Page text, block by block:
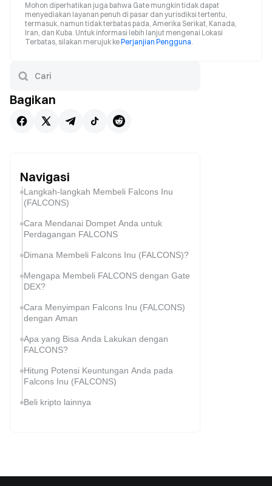
Mohon diperhatikan juga bahwa Gate mungkin tidak dapat
menyediakan layanan penuh di pasar dan yurisdiksi tertentu,
termasuk, namun tidak terbatas pada, Amerika Serikat, Kanada,
Iran, dan Kuba. Untuk informasi lebih lanjut mengenai Lokasi
Terbatas, silakan merujuk kePerjanjian Pengguna.
Bagikan
Navigasi
Langkah-langkah Membeli Falcons Inu
(FALCONS)
Cara Mendanai Dompet Anda untuk
Perdagangan FALCONS
Dimana Membeli Falcons Inu (FALCONS)?
Mengapa Membeli FALCONS dengan Gate
DEX?
Cara Menyimpan Falcons Inu (FALCONS)
dengan Aman
Apa yang Bisa Anda Lakukan dengan
FALCONS?
Hitung Potensi Keuntungan Anda pada
Falcons Inu (FALCONS)
Beli kripto lainnya